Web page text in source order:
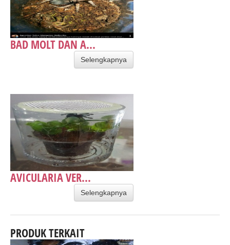
BAD MOLT DAN A...
Selengkapnya
AVICULARIA VER...
Selengkapnya
PRODUK TERKAIT